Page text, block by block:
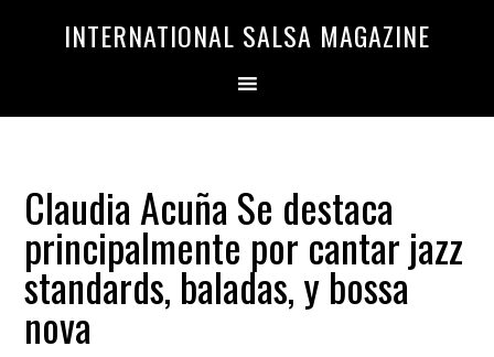
INTERNATIONAL SALSA MAGAZINE
Claudia Acuña Se destaca
principalmente por cantar jazz
standards, baladas, y bossa
nova